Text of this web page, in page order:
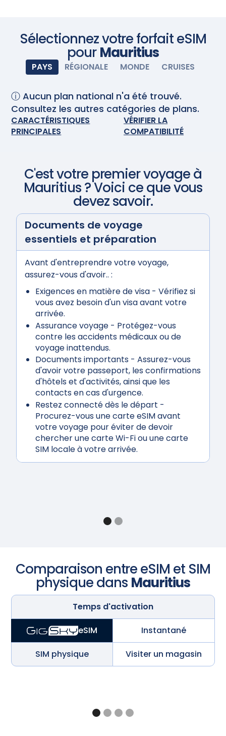
Scannez avec votre appareil photo
transparente.
Sélectionnez votre forfait eSIM
pourMauritius
PAYS RÉGIONALE MONDE CRUISES
ⓘ Aucun plan national n'a été trouvé.
Consultez les autres catégories de plans.
CARACTÉRISTIQUES
PRINCIPALES
VÉRIFIER LA
COMPATIBILITÉ
C'est votre premier voyage à
Mauritius? Voici ce que vous
devez savoir.
Documents de voyage
essentiels et préparation
Avant d'entreprendre votre voyage,
assurez-vous d'avoir.. :
Exigences en matière de visa - Vérifiez si
vous avez besoin d'un visa avant votre
arrivée.
Assurance voyage - Protégez-vous
contre les accidents médicaux ou de
voyage inattendus.
Documents importants - Assurez-vous
d'avoir votre passeport, les confirmations
d'hôtels et d'activités, ainsi que les
contacts en cas d'urgence.
Restez connecté dès le départ -
Procurez-vous une carte eSIM avant
votre voyage pour éviter de devoir
chercher une carte Wi-Fi ou une carte
SIM locale à votre arrivée.
Comparaison entre eSIM et SIM
physique dans Mauritius
Temps d'activation
eSIM Instantané
SIM physique Visiter un magasin